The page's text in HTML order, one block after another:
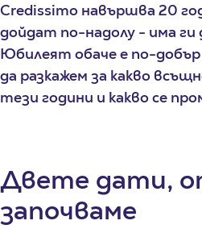
Credissimo навършва 20
дойдат по-надолу - има
Юбилеят обаче е по-
да разкажем за какво
тези години и какво се
Двете дати,
започваме